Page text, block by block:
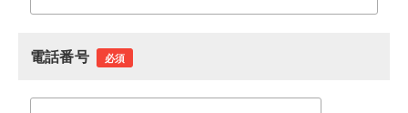
電話番号 必須